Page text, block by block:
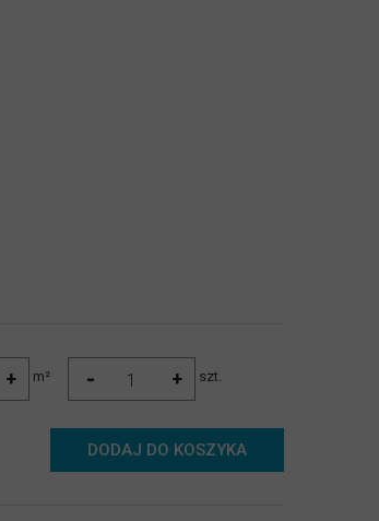
+ m² - + szt.
DODAJ DO KOSZYKA